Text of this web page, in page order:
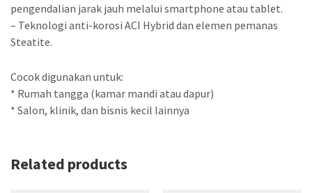
pengendalian jarak jauh melalui smartphone atau tablet.
– Teknologi anti-korosi ACI Hybrid dan elemen pemanas
Steatite.
Cocok digunakan untuk:
* Rumah tangga (kamar mandi atau dapur)
* Salon, klinik, dan bisnis kecil lainnya
Related products